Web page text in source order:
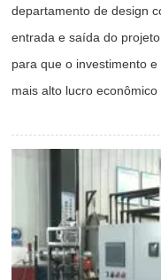
departamento de design
entrada e saída do
para que o investimento
mais alto lucro econômico